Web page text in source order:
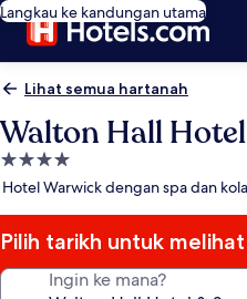
Langkau ke kandungan utama
Lihat semua hartanah
Walton Hall
Hartanah
4.0
Hotel Warwick dengan spa dan
Pilih tarikh untuk
Ingin ke mana?